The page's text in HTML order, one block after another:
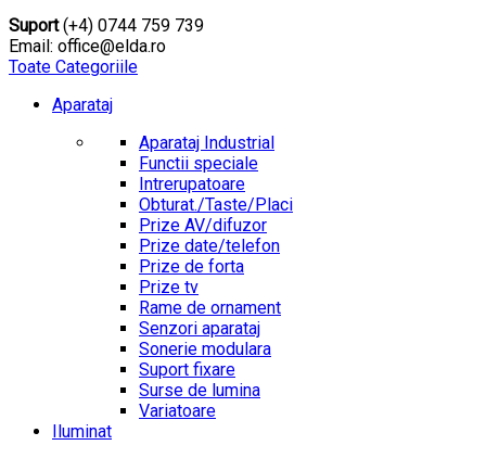
Suport(+4) 0744 759 739
Email: office@elda.ro
Toate Categoriile
Aparataj
Aparataj Industrial
Functii speciale
Intrerupatoare
Obturat./Taste/Placi
Prize AV/difuzor
Prize date/telefon
Prize de forta
Prize tv
Rame de ornament
Senzori aparataj
Sonerie modulara
Suport fixare
Surse de lumina
Variatoare
Iluminat